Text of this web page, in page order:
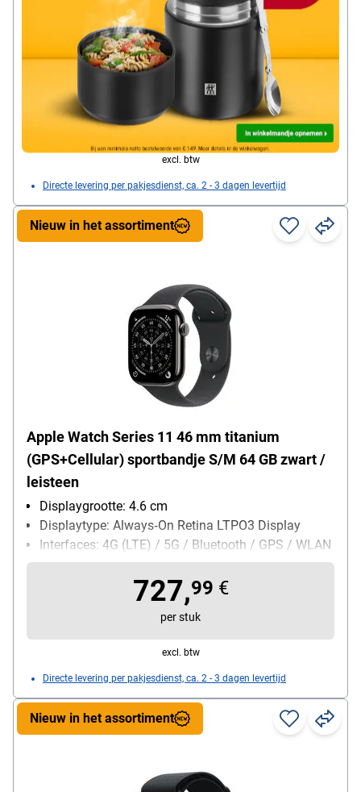
Displaygrootte: 4.6 cm
Displaytype: Always‑On Retina LTPO3 Display
Interfaces: 4G (LTE) / 5G / Bluetooth / GPS / WLAN
kledingmaat: S/M / 46 mm
Leveromvang: Apple Watch / sportbandje /
Magnetische snellader met USB-C-kabel (1 m)
727, 99
per stuk
excl. btw
Directe levering per pakjesdienst, ca. 2 - 3 dagen levertijd
Apple Watch Series 11 46 mm titanium
(GPS+Cellular) sportbandje S/M 64 GB zwart /
leisteen
Displaygrootte: 4.6 cm
Displaytype: Always‑On Retina LTPO3 Display
Interfaces: 4G (LTE) / 5G / Bluetooth / GPS / WLAN
kledingmaat: S/M / 46 mm
Leveromvang: Apple Watch / sportbandje /
Magnetische snellader met USB-C-kabel (1 m)
Nieuw in het assortiment
727,99 €
per stuk
excl. btw
Directe levering per pakjesdienst, ca. 2 - 3 dagen levertijd
Nieuw in het assortiment